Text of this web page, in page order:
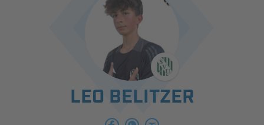
ERGEBNISSE & WETTBEWERBE
SPIELBETRIEB & VERBANDSLEBEN
AUSBILDUNG & FÖRDERUNG
LEO BELITZER